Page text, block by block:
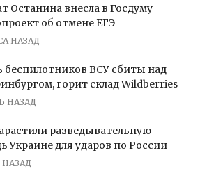
Останина внесла в Госдуму
об отмене ЕГЭ
НАЗАД
беспилотников ВСУ сбиты над
горит склад Wildberries
НАЗАД
разведывательную
Украине для ударов по России